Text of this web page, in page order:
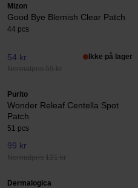
Mizon
Good Bye Blemish Clear Patch
44 pcs
54 kr
Normalpris 59 kr
Ikke på lager
Purito
Wonder Releaf Centella Spot
Patch
51 pcs
99 kr
Normalpris 121 kr
Dermalogica